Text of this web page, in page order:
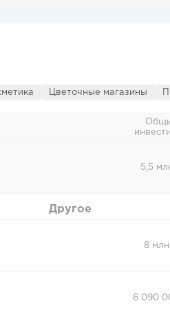
Цветочные магазины
5,5
Другое
8
6 090